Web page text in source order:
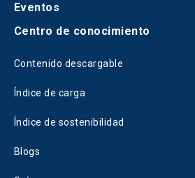
Eventos
Centro de conocimiento
Contenido descargable
Índice de carga
Índice de sostenibilidad
Blogs